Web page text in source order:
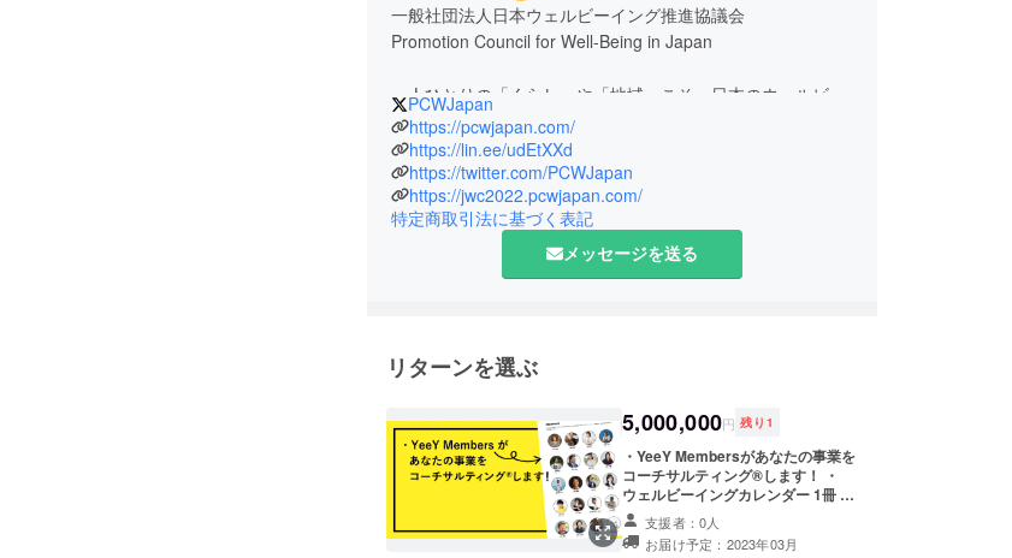
一般社団法人日本ウェルビーイング推進協議会
Promotion Council for Well-Being in Japan
一人ひとりの「くらし」や「地域」こそ、日本のウェルビー
イングの礎だ。
学校生活や商店街での買い物、飲食店で食事を囲ったり、公
園で憩う休日があったり。私たちの日々のくらしは「地域」
を舞台に彩られています。PCW Japanは、私たち一人ひとり
のくらしが根づく「地域」に焦点を当て、地域と地域を繋
ぎ、知恵・人材・経験を混ぜ合わせることで、ウェルビーイ
PCWJapan
https://pcwjapan.com/
https://lin.ee/udEtXXd
https://twitter.com/PCWJapan
https://jwc2022.pcwjapan.com/
特定商取引法に基づく表記
メッセージを送る
リターンを選ぶ
5,000,000円 残り 1
・YeeY Membersがあなたの事業を
コーチサルティング®︎します！ ・
ウェルビーイングカレンダー 1冊 ・
ウェルビーイングバッチ 1個 ・お礼
のメール ＊YeeY Members 一覧 :
https://yeey.co/members ＊コーチ
支援者：0人
お届け予定：2023年03月